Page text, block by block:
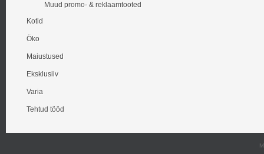
Muud promo- & reklaamtooted
Kotid
Öko
Maiustused
Eksklusiiv
Varia
Tehtud tööd